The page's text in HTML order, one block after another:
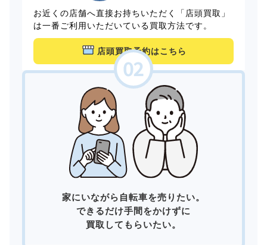
お近くの店舗へ直接お持ちいただく「店頭買取」
は一番ご利用いただいている買取方法です。
店頭買取予約はこちら
家にいながら自転車を売りたい。
できるだけ手間をかけずに
買取してもらいたい。